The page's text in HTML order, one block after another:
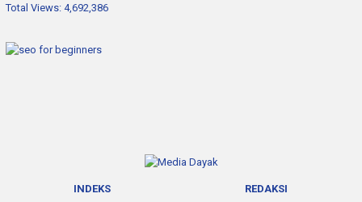
Total Views: 4,692,386
INDEKS REDAKSI